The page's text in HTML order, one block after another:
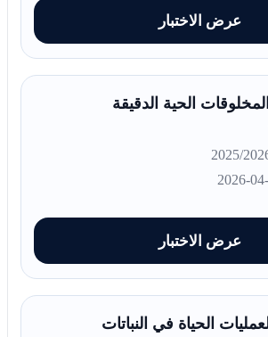
عرض الاختبار
الحية الدقيقة
عرض الاختبار
الحياة في النباتات